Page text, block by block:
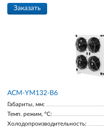
Заказать
АСМ-YM132-В6
Габариты, мм:
Темп. режим, °С:
Холодопроизводительность: